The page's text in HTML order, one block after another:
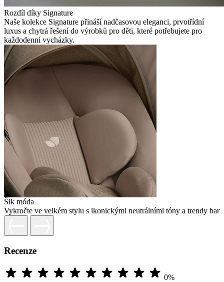
Rozdíl díky Signature
Naše kolekce Signature přináší nadčasovou eleganci, prvotřídní
luxus a chytrá řešení do výrobků pro děti, které potřebujete pro
každodenní vycházky.
Šik móda
Vykročte ve velkém stylu s ikonickými neutrálními tóny a trendy
Recenze
0%